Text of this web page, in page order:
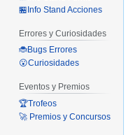
🏪Info Stand Acciones
Errores y Curiosidades
🐞Bugs Errores
😮Curiosidades
Eventos y Premios
🏆Trofeos
🚀 Premios y Concursos